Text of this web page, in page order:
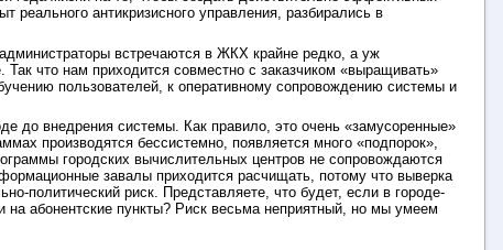
антикризисного управления, разбирались в
встречаются в ЖКХ крайне редко, а уж
что нам приходится совместно с заказчиком «выращивать»
пользователей, к оперативному сопровождению системы и
до внедрения системы. Как правило, это очень «замусоренные»
производятся бессистемно, появляется много «подпорок»,
городских вычислительных центров не сопровождаются
завалы приходится расчищать, потому что выверка
политический риск. Представляете, что будет, если в городе-
абонентские пункты? Риск весьма неприятный, но мы умеем